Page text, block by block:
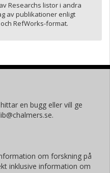
Researchs listor i andra
av publikationer enligt
RefWorks-format.
en bugg eller vill ge
om forskning på
inklusive information om